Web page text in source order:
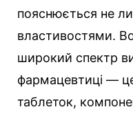
пояснюється не
властивостями.
широкий спектр
фармацевтиці —
таблеток,